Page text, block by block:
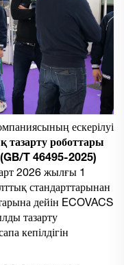
ескерілуі
роботтары
T 46495-2025)
2026 жылғы 1
стандарттарынан
дейін ECOVACS
тазарту
кепілдігін